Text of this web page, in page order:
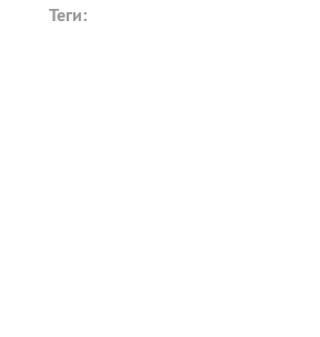
Теги: